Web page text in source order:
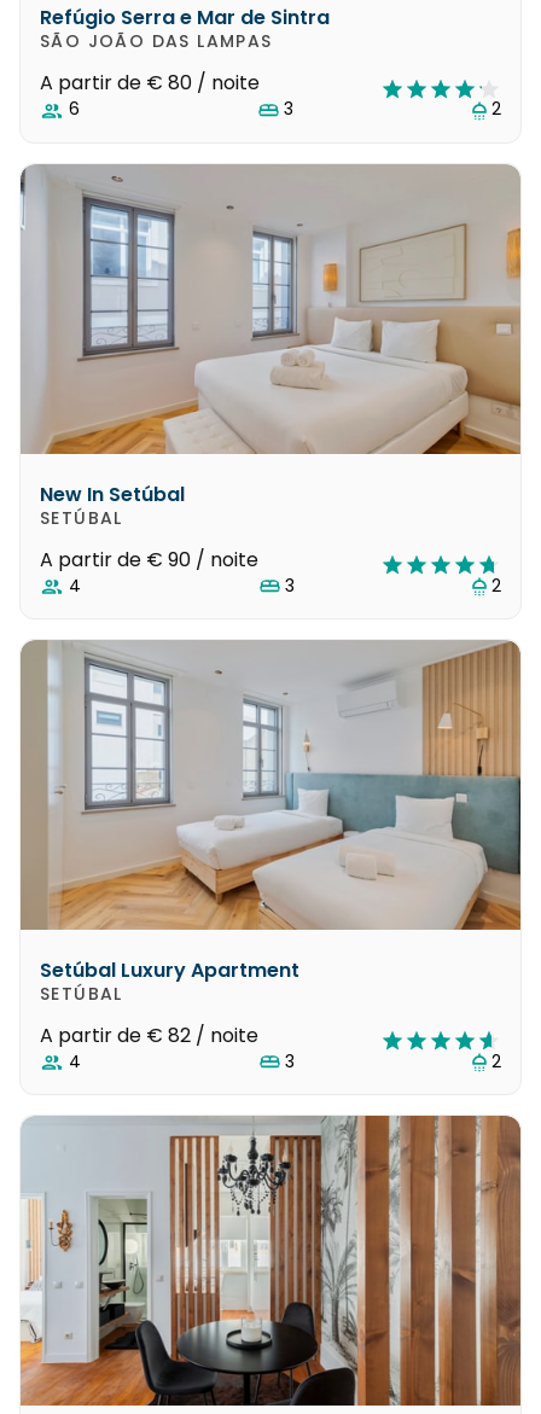
Refúgio Serra e Mar de Sintra
SÃO JOÃO DAS LAMPAS
A partir de € 80 / noite
6 3 2
New In Setúbal
SETÚBAL
A partir de € 90 / noite
4 3 2
Setúbal Luxury Apartment
SETÚBAL
A partir de € 82 / noite
4 3 2